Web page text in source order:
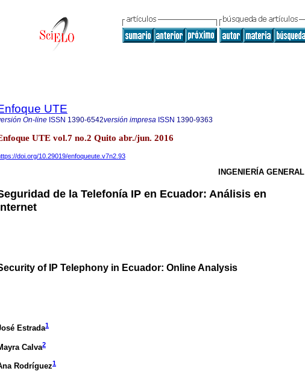
UTE
On-line ISSN 1390-6542versión impresa ISSN 1390-9363
UTE vol.7 no.2 Quito abr./jun. 2016
doi.org/10.29019/enfoqueute.v7n2.93
INGENIERÍA GENERAL
de la Telefonía IP en Ecuador: Análisis en
of IP Telephony in Ecuador: Online Analysis
Estrada1
Calva2
Rodríguez1